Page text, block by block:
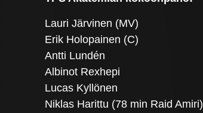
Lauri Järvinen (MV)
Erik Holopainen (C)
Antti Lundén
Albinot Rexhepi
Lucas Kyllönen
Niklas Harittu (78 min Raid Amiri)